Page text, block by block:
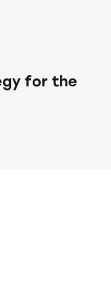
for the